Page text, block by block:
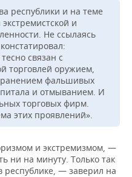
республики и на теме
и
Не ссылаясь
связан с
торговлей оружием,
фальшивых
и отмыванием. И
торговых фирм.
этих проявлений».
и экстремизмом, —
ни на минуту. Только так
республике, — заверил на